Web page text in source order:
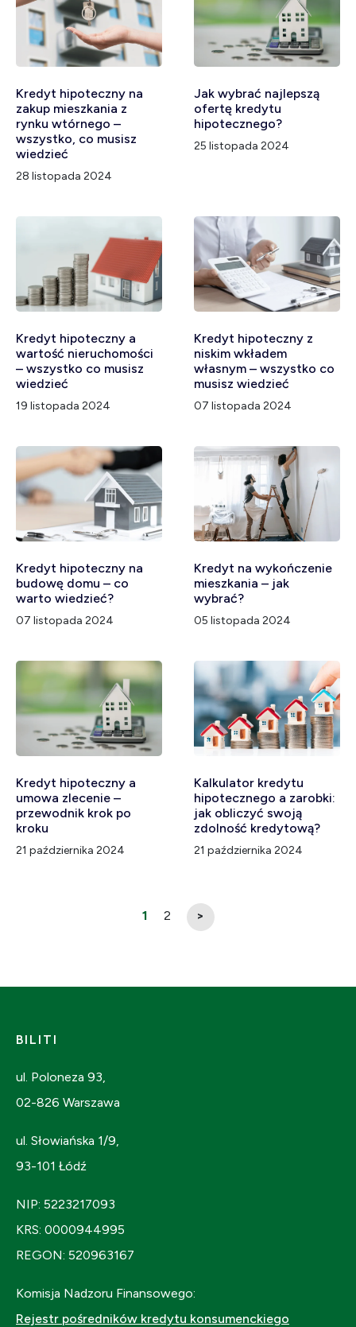
Kredyt hipoteczny na
zakup mieszkania z
rynku wtórnego –
wszystko, co musisz
wiedzieć
28 listopada 2024
Jak wybrać najlepszą
ofertę kredytu
hipotecznego?
25 listopada 2024
Kredyt hipoteczny a
wartość nieruchomości
– wszystko co musisz
wiedzieć
19 listopada 2024
Kredyt hipoteczny z
niskim wkładem
własnym – wszystko co
musisz wiedzieć
07 listopada 2024
Kredyt hipoteczny na
budowę domu – co
warto wiedzieć?
07 listopada 2024
Kredyt na wykończenie
mieszkania – jak
wybrać?
05 listopada 2024
Kredyt hipoteczny a
umowa zlecenie –
przewodnik krok po
kroku
21 października 2024
Kalkulator kredytu
hipotecznego a zarobki:
jak obliczyć swoją
zdolność kredytową?
21 października 2024
1 2 >
BILITI
ul. Poloneza 93,
02-826 Warszawa
ul. Słowiańska 1/9,
93-101 Łódź
NIP: 5223217093
KRS: 0000944995
REGON: 520963167
Komisja Nadzoru Finansowego:
Rejestr pośredników kredytu konsumenckiego